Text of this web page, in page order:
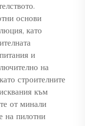
основи
като
и
на
строителните
към
от минали
на пилотни